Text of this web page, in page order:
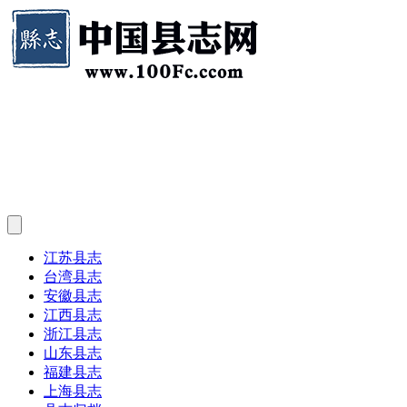
江苏县志
台湾县志
安徽县志
江西县志
浙江县志
山东县志
福建县志
上海县志